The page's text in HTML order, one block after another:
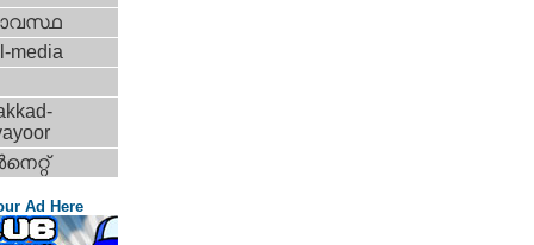
media
Ad Here